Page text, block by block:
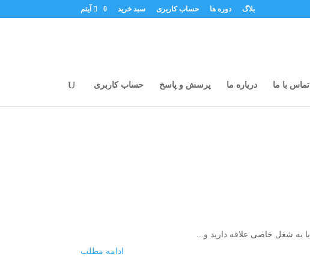
بلاگ دوره ها حساب کاربری سبد خرید 0 آیتم
تماس با ما درباره ما پرسش و پاسخ حساب کاربری
ادامه مطلب